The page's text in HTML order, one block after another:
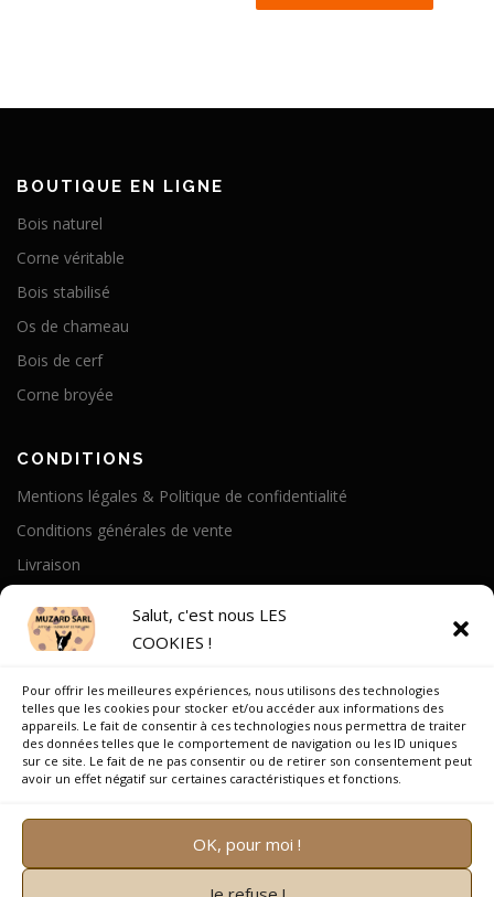
Salut, c'est nous LES
COOKIES !
Pour offrir les meilleures expériences, nous utilisons des technologies
telles que les cookies pour stocker et/ou accéder aux informations des
appareils. Le fait de consentir à ces technologies nous permettra de traiter
des données telles que le comportement de navigation ou les ID uniques
sur ce site. Le fait de ne pas consentir ou de retirer son consentement peut
avoir un effet négatif sur certaines caractéristiques et fonctions.
OK, pour moi !
BOUTIQUE EN LIGNE
Bois naturel
Corne véritable
Bois stabilisé
Os de chameau
Bois de cerf
Corne broyée
CONDITIONS
Mentions légales & Politique de confidentialité
Conditions générales de vente
Livraison
Notre Histoire
On parle de nous
Recrutement